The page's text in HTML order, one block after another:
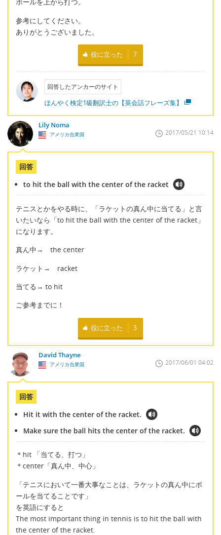
ボールを上から打つ。
参考にしてください。
ありがとうございました。
役に立った 7
回答したアンカーのサイト
ほんやく検定1級翻訳士の【英会話フレーズ集】
Lily Noma
アメリカ合衆国 2017/05/21 10:14
回答
to hit the ball with the center of the racket
テニスとかをやる時に、「ラケットの真ん中に当てる」と言
いたいなら「to hit the ball with the center of the racket」
になります。
真ん中→ the center
ラケット→ racket
当てる→ to hit
ご参考までに！
役に立った 3
David Thayne
アメリカ合衆国 2017/06/01 04:02
回答
Hit it with the center of the racket.
Make sure the ball hits the center of the racket.
＊hit 「当てる、打つ」
＊center「真ん中、中心」
「テニスにおいて一番大事なことは、ラケットの真ん中にボ
ールを当てることです」
を英語にすると
The most important thing in tennis is to hit the ball with
the center of the racket.